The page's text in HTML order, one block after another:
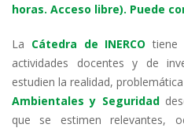
horas. Acceso libre). Puede
La Cátedra de INERCO tiene
actividades docentes y de
estudien la realidad,
Ambientales y Seguridad
que se estimen relevantes,